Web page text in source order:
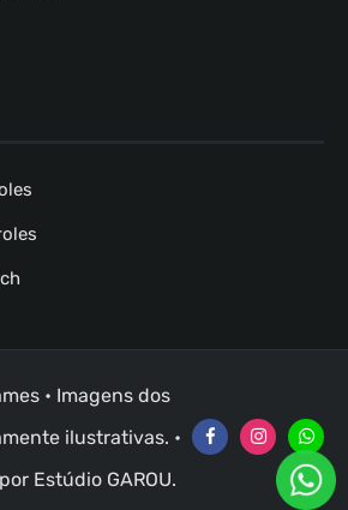
• Imagens dos
ilustrativas. •
Estúdio GAROU.